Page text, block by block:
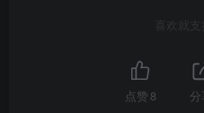
喜欢就
点赞 8 分